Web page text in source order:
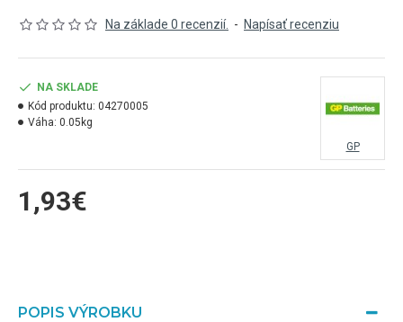
Na základe 0 recenzií. - Napísať recenziu
1,93€
NA SKLADE
Kód produktu: 04270005
Váha: 0.05kg
GP
POPIS VÝROBKU